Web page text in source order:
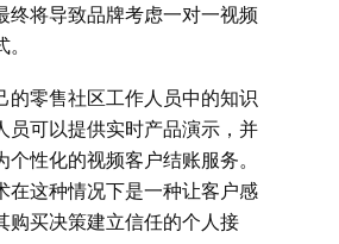
终将导致品牌考虑一对一视频
的零售社区工作人员中的知识
员可以提供实时产品演示，并
性化的视频客户结账服务。
在这种情况下是一种让客户感
购买决策建立信任的个人接